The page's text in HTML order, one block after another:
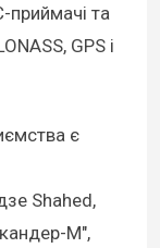
та
GPS і
є
Shahed,
М",